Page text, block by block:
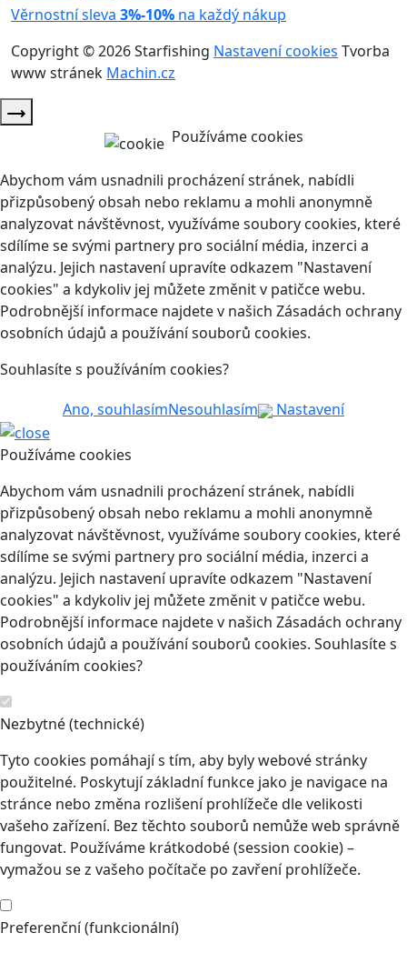
Věrnostní sleva 3%-10% na každý nákup
Copyright © 2026 Starfishing Nastavení cookies Tvorba
www stránek Machin.cz
Používáme cookies
Abychom vám usnadnili procházení stránek, nabídli
přizpůsobený obsah nebo reklamu a mohli anonymně
analyzovat návštěvnost, využíváme soubory cookies, které
sdílíme se svými partnery pro sociální média, inzerci a
analýzu. Jejich nastavení upravíte odkazem "Nastavení
cookies" a kdykoliv jej můžete změnit v patičce webu.
Podrobnější informace najdete v našich Zásadách ochrany
osobních údajů a používání souborů cookies.
Souhlasíte s používáním cookies?
Ano, souhlasímNesouhlasím Nastavení
Používáme cookies
Abychom vám usnadnili procházení stránek, nabídli
přizpůsobený obsah nebo reklamu a mohli anonymně
analyzovat návštěvnost, využíváme soubory cookies, které
sdílíme se svými partnery pro sociální média, inzerci a
analýzu. Jejich nastavení upravíte odkazem "Nastavení
cookies" a kdykoliv jej můžete změnit v patičce webu.
Podrobnější informace najdete v našich Zásadách ochrany
osobních údajů a používání souborů cookies. Souhlasíte s
používáním cookies?
Nezbytné (technické)
Tyto cookies pomáhají s tím, aby byly webové stránky
použitelné. Poskytují základní funkce jako je navigace na
stránce nebo změna rozlišení prohlížeče dle velikosti
vašeho zařízení. Bez těchto souborů nemůže web správně
fungovat. Používáme krátkodobé (session cookie) –
vymažou se z vašeho počítače po zavření prohlížeče.
Preferenční (funkcionální)